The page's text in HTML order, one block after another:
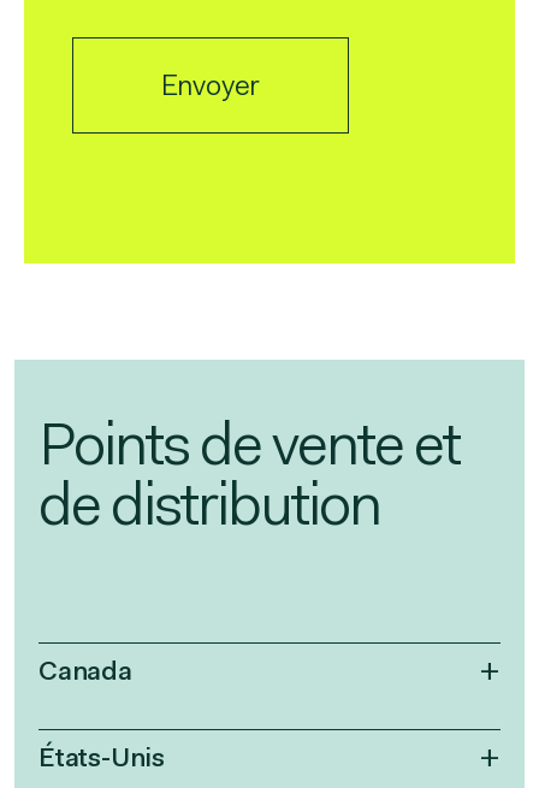
Envoyer
Points de vente et
de distribution
Canada
États-Unis